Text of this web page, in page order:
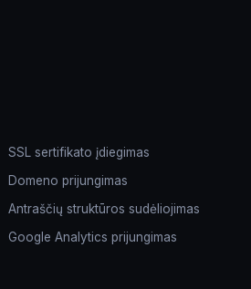
Komentarai apie projektą
SSL sertifikato įdiegimas
Domeno prijungimas
Antraščių struktūros sudėliojimas
Google Analytics prijungimas